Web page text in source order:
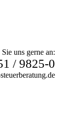
uns gerne an:
/ 9825-0